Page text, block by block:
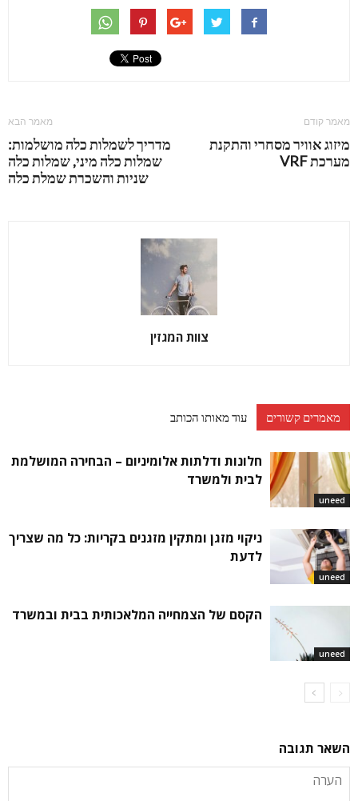
מאמר קודם
מיזוג אוויר מסחרי והתקנת
מערכת VRF
מאמר הבא
מדריך לשמלות כלה מושלמות:
שמלות כלה מיני, שמלות כלה
שניות והשכרת שמלת כלה
צוות המגזין
מאמרים קשורים עוד מאותו הכותב
uneed
חלונות ודלתות אלומיניום – הבחירה המושלמת
לבית ולמשרד
uneed
ניקוי מזגן ומתקין מזגנים בקריות: כל מה שצריך
לדעת
uneed
הקסם של הצמחייה המלאכותית בבית ובמשרד
השאר תגובה